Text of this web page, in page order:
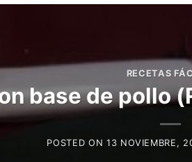
RECETAS
base de pollo
POSTED ON 13 NOVIEMBRE,